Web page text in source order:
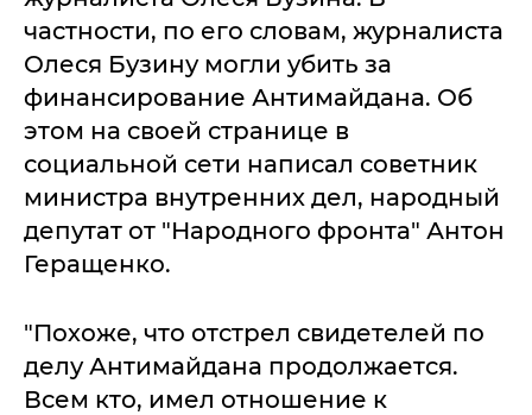
частности, по его словам, журналиста
Олеся Бузину могли убить за
финансирование Антимайдана. Об
этом на своей странице в
социальной сети написал советник
министра внутренних дел, народный
депутат от "Народного фронта" Антон
Геращенко.
"Похоже, что отстрел свидетелей по
делу Антимайдана продолжается.
Всем кто, имел отношение к